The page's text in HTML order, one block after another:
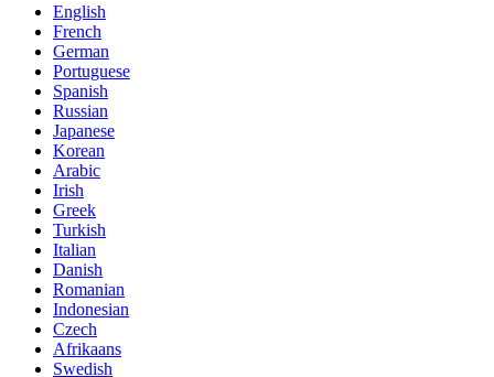
English
French
German
Portuguese
Spanish
Russian
Japanese
Korean
Arabic
Irish
Greek
Turkish
Italian
Danish
Romanian
Indonesian
Czech
Afrikaans
Swedish